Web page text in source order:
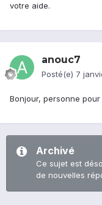
votre aide.
anouc7
Posté(e) 7
Bonjour, personne
Archivé
Ce sujet est
de nouvelles